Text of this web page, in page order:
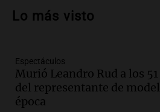
de consumo en
Audio.
mientras esperaba
en San Luis
Panorama Federal
Lo más visto
Espectáculos
Murió Leandro Rud a los
del representante de
época